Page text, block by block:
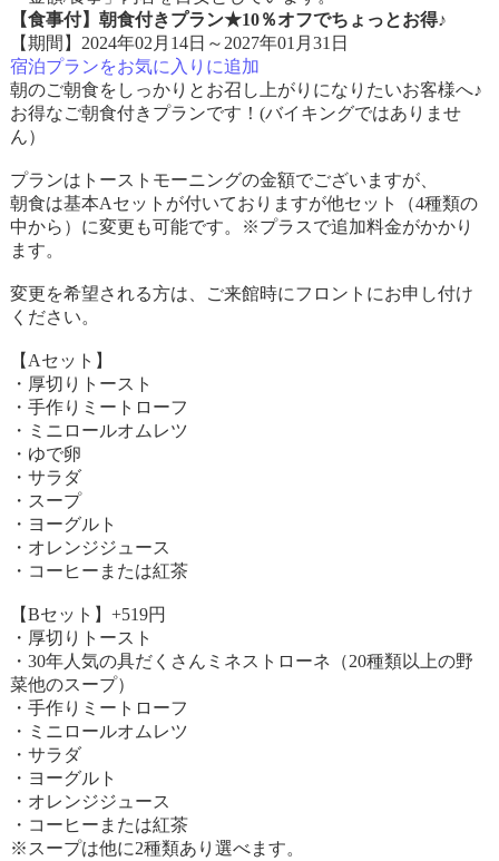
【食事付】朝食付きプラン★10％オフでちょっとお得♪
【期間】2024年02月14日～2027年01月31日
宿泊プランをお気に入りに追加
朝のご朝食をしっかりとお召し上がりになりたいお客様へ♪
お得なご朝食付きプランです！(バイキングではありませ
ん）
プランはトーストモーニングの金額でございますが、
朝食は基本Aセットが付いておりますが他セット（4種類の
中から）に変更も可能です。※プラスで追加料金がかかり
ます。
変更を希望される方は、ご来館時にフロントにお申し付け
ください。
【Aセット】
・厚切りトースト
・手作りミートローフ
・ミニロールオムレツ
・ゆで卵
・サラダ
・スープ
・ヨーグルト
・オレンジジュース
・コーヒーまたは紅茶
【Bセット】+519円
・厚切りトースト
・30年人気の具だくさんミネストローネ（20種類以上の野
菜他のスープ）
・手作りミートローフ
・ミニロールオムレツ
・サラダ
・ヨーグルト
・オレンジジュース
・コーヒーまたは紅茶
※スープは他に2種類あり選べます。